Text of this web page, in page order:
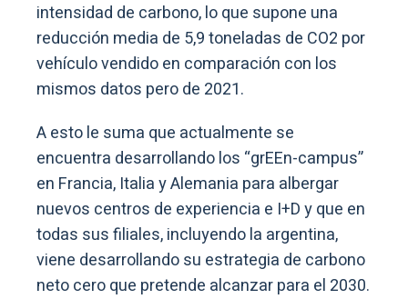
intensidad de carbono, lo que supone una
reducción media de 5,9 toneladas de CO2 por
vehículo vendido en comparación con los
mismos datos pero de 2021.
A esto le suma que actualmente se
encuentra desarrollando los “grEEn-campus”
en Francia, Italia y Alemania para albergar
nuevos centros de experiencia e I+D y que en
todas sus filiales, incluyendo la argentina,
viene desarrollando su estrategia de carbono
neto cero que pretende alcanzar para el 2030.